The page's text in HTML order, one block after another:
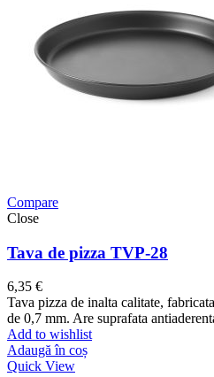
Compare
Close
Tava de pizza TVP-28
6,35 €
Tava pizza de inalta calitate,
de 0,7 mm. Are suprafata
Add to wishlist
Adaugă în coș
Quick View